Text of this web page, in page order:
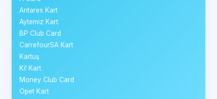
Antares Kart
Aytemiz Kart
BP Club Card
CarrefourSA Kart
Kartuş
Ki! Kart
Money Club Card
Opet Kart